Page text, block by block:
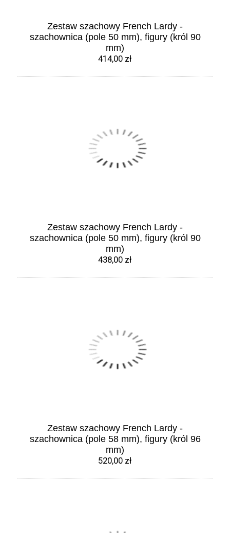
Zestaw szachowy French Lardy -
szachownica (pole 50 mm), figury (król 90
mm)
414,00 zł
Zestaw szachowy French Lardy -
szachownica (pole 50 mm), figury (król 90
mm)
438,00 zł
Zestaw szachowy French Lardy -
szachownica (pole 58 mm), figury (król 96
mm)
520,00 zł